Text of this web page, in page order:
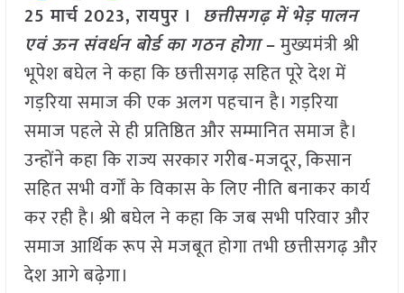
25 मार्च 2023, रायपुर । छत्तीसगढ़ में भेड़ पालन
एवं ऊन संवर्धन बोर्ड का गठन होगा–मुख्यमंत्री श्री
भूपेश बघेल ने कहा कि छत्तीसगढ़ सहित पूरे देश में
गड़रिया समाज की एक अलग पहचान है। गड़रिया
समाज पहले से ही प्रतिष्ठित और सम्मानित समाज है।
उन्होंने कहा कि राज्य सरकार गरीब-मजदूर, किसान
सहित सभी वर्गों के विकास के लिए नीति बनाकर कार्य
कर रही है। श्री बघेल ने कहा कि जब सभी परिवार और
समाज आर्थिक रूप से मजबूत होगा तभी छत्तीसगढ़ और
देश आगे बढ़ेगा।